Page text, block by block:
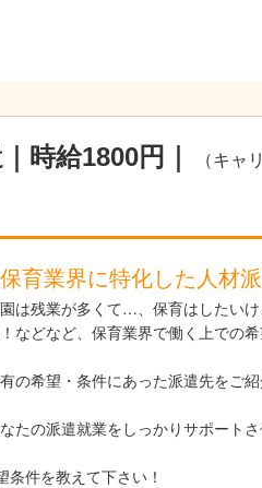
時給1800円｜ （キャ
育業界に特化した人材派
は残業が多くて…、保育はしたい
どなど、保育業界で働く上での希
の希望・条件にあった派遣先をご紹
たの派遣就業をしっかりサポートさ
件を教えて下さい！